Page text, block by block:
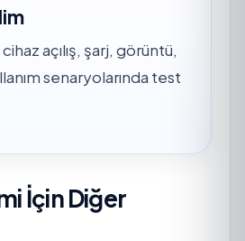
açılış, şarj, görüntü,
senaryolarında test
İçin Diğer